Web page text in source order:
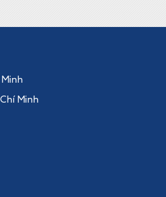
Minh
Minh